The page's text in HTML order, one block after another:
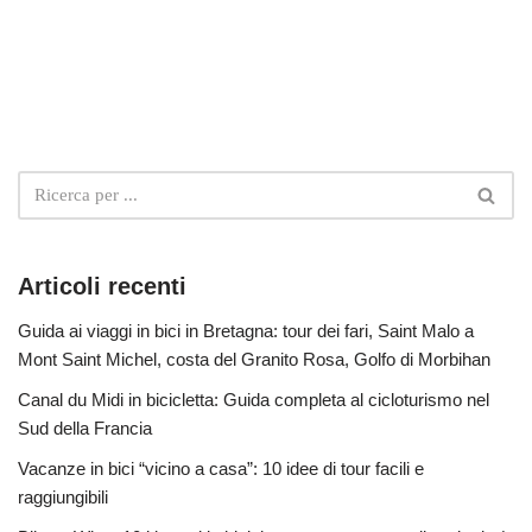
Articoli recenti
Guida ai viaggi in bici in Bretagna: tour dei fari, Saint Malo a
Mont Saint Michel, costa del Granito Rosa, Golfo di Morbihan
Canal du Midi in bicicletta: Guida completa al cicloturismo nel
Sud della Francia
Vacanze in bici “vicino a casa”: 10 idee di tour facili e
raggiungibili